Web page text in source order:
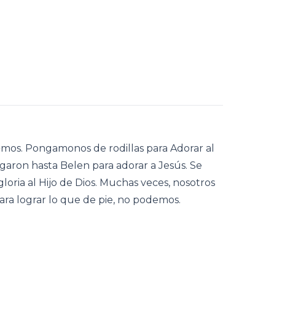
Pongamonos de rodillas para Adorar al
hasta Belen para adorar a Jesús. Se
al Hijo de Dios. Muchas veces, nosotros
lograr lo que de pie, no podemos.